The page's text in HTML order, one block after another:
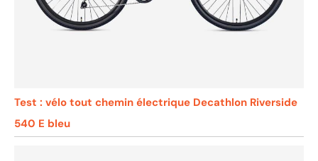
Test : vélo tout chemin électrique Decathlon Riverside
540 E bleu